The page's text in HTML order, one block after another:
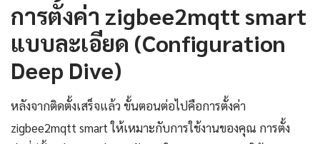
การตั้งค่า zigbee2mqtt smart
แบบละเอียด (Configuration
Deep Dive)
หลังจากติดตั้งเสร็จแล้ว ขั้นตอนต่อไปคือการตั้งค่า
zigbee2mqtt smart ให้เหมาะกับการใช้งานของคุณ การตั้ง